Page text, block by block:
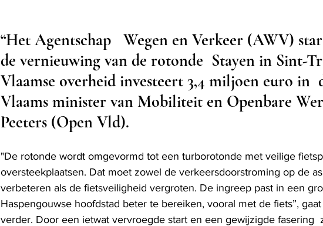
“Het Agentschap   Wegen en Verkeer (AWV)
de vernieuwing van de rotonde  Stayen in Sint-
Vlaamse overheid investeert 3,4 miljoen euro in
Vlaams minister van Mobiliteit en Openbare
Peeters (Open Vld).
"De rotonde wordt omgevormd tot een turborotonde met veilige
oversteekplaatsen. Dat moet zowel de verkeersdoorstroming op de
verbeteren als de fietsveiligheid vergroten. De ingreep past in een
Haspengouwse hoofdstad beter te bereiken, vooral met de fiets”,
verder. Door een ietwat vervroegde start en een gewijzigde fasering